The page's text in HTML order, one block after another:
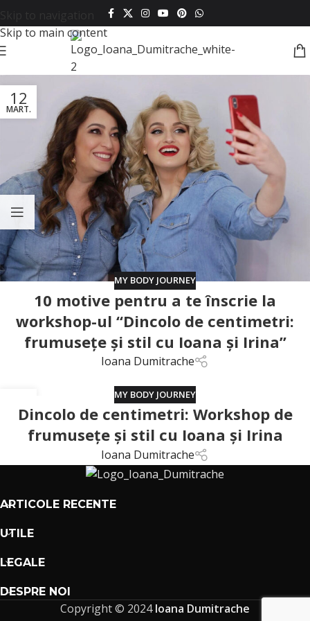
Skip to main content
12
MART.
MY BODY JOURNEY
10 motive pentru a te înscrie la
workshop-ul “Dincolo de centimetri:
frumusețe și stil cu Ioana și Irina”
Ioana Dumitrache
MART.
MY BODY JOURNEY
Dincolo de centimetri: Workshop de
frumusețe și stil cu Ioana și Irina
Ioana Dumitrache
ARTICOLE RECENTE
UTILE
LEGALE
DESPRE NOI
Copyright © 2024Ioana Dumitrache